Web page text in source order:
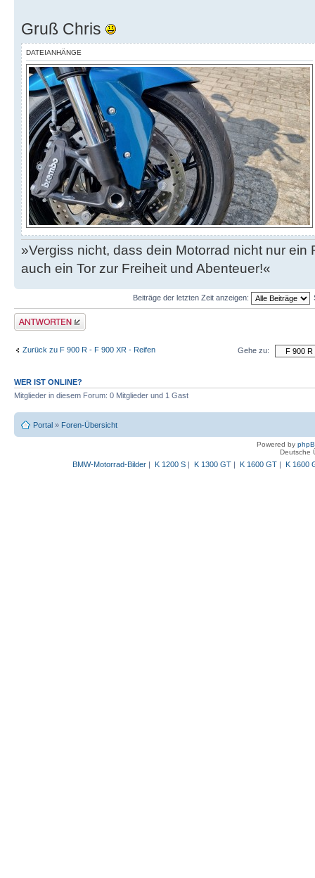
Gruß Chris
DATEIANHÄNGE
»Vergiss nicht, dass dein Motorrad nicht nur
auch ein Tor zur Freiheit und Abenteuer!«
Beiträge der letzten Zeit anzeigen:
Antwort schreiben
Zurück zu F 900 R - F 900 XR - Reifen Gehe zu:
WER IST ONLINE?
Mitglieder in diesem Forum: 0 Mitglieder und 1 Gast
Portal » Foren-Übersicht
Powered by
Deutsche
BMW-Motorrad-Bilder| K 1200 S| K 1300 GT| K 1600 GT| K 1600